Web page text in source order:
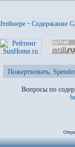
· Содержание
Пожертвовать,
Вопросы по